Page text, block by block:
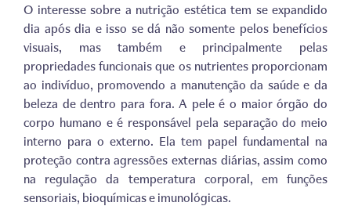
O interesse sobre a nutrição estética tem se expandido
dia após dia e isso se dá não somente pelos benefícios
visuais, mas também e principalmente pelas
propriedades funcionais que os nutrientes proporcionam
ao indivíduo, promovendo a manutenção da saúde e da
beleza de dentro para fora. A pele é o maior órgão do
corpo humano e é responsável pela separação do meio
interno para o externo. Ela tem papel fundamental na
proteção contra agressões externas diárias, assim como
na regulação da temperatura corporal, em funções
sensoriais, bioquímicas e imunológicas.